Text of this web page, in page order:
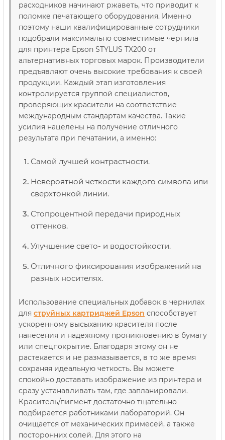
расходников начинают ржаветь, что приводит к
поломке печатающего оборудования. Именно
поэтому наши квалифицированные сотрудники
подобрали максимально совместимые чернила
для принтера Epson STYLUS TX200 от
альтернативных торговых марок. Производители
предъявляют очень высокие требования к своей
продукции. Каждый этап изготовления
контролируется группой специалистов,
проверяющих красители на соответствие
международным стандартам качества. Такие
усилия нацелены на получение отличного
результата при печатании, а именно:
Самой лучшей контрастности.
Невероятной четкости каждого символа или
сверхтонкой линии.
Стопроцентной передачи природных
оттенков.
Улучшение свето- и водостойкости.
Отличного фиксирования изображений на
разных носителях.
Использование специальных добавок в чернилах
для струйных картриджей Epson способствует
ускоренному высыханию красителя после
нанесения и надежному проникновению в бумагу
или спецпокрытие. Благодаря этому он не
растекается и не размазывается, в то же время
сохраняя идеальную четкость. Вы можете
спокойно доставать изображение из принтера и
сразу устанавливать там, где запланировали.
Краситель/пигмент достаточно тщательно
подбирается работниками лабораторий. Он
очищается от механических примесей, а также
посторонних солей. Для этого на